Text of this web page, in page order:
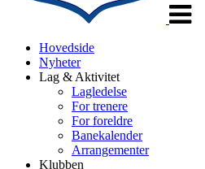
Hovedside
Nyheter
Lag & Aktivitet
Lagledelse
For trenere
For foreldre
Banekalender
Arrangementer
Klubben